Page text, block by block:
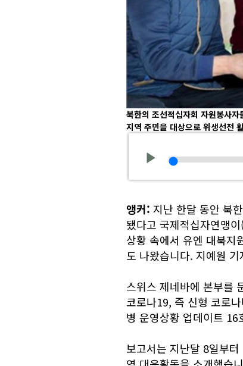
북한의 조선적십자회 자원봉사
지역 주민을 대상으로 위생선전
앵커: 지난 한달 동안 북
됐다고 국제적십자연맹
상황 속에서 유엔 대북지
도 나왔습니다. 지예원
스위스 제네바에 본부를
코로나19, 즉 신형 코로
병 운영상황 업데이트
보고서는 지난달 8일부